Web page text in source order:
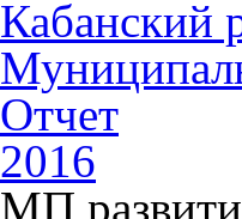
Кабанский
Отчет
2016
МП